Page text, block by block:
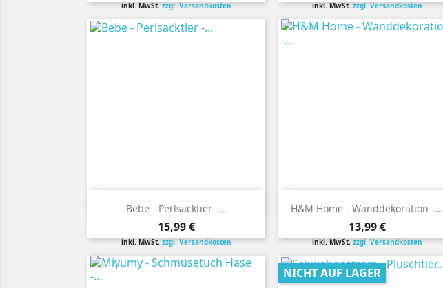
inkl. MwSt.zzgl. Versandkosten inkl. MwSt.zzgl. Versandkosten
Bebe - Perlsacktier -...
Preis
15,99 €
inkl. MwSt.zzgl. Versandkosten
 Vorschau H&M Home - Wanddekoration -...
Preis
13,99 €
inkl. MwSt.zzgl. Versandkosten
 Vorschau
NICHT AUF LAGER